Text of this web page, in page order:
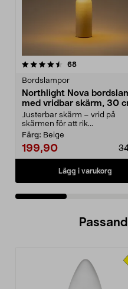
68recensioner
Bordslampor
Northlight Nova
med vridbar skärm, 30
Justerbar skärm – vrid på
skärmen för att rik...
Färg: Beige
199,90
Lägg i varukorg
4.5 av 5 stjärnor